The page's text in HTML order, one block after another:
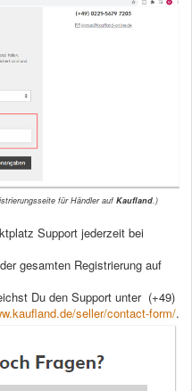
für Händler aufKaufland .)
Support jederzeit bei
gesamten Registrierung auf
Du den Support unter (+49)
seller/contact-form/.